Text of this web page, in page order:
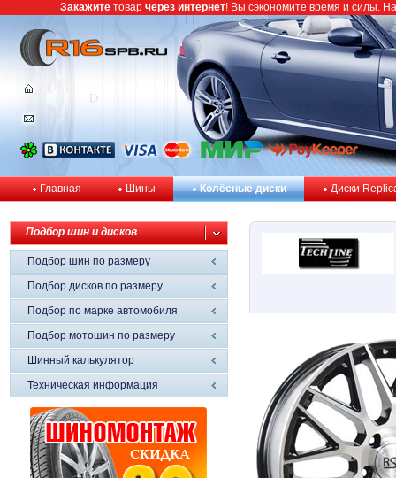
Главная Шины Колёсные диски Диски
Подбор шин и дисков
Подбор шин по размеру
Подбор дисков по размеру
Подбор по марке автомобиля
Подбор мотошин по размеру
Шинный калькулятор
Техническая информация
Закажите товар через интернет! Вы сэкономите время и силы.